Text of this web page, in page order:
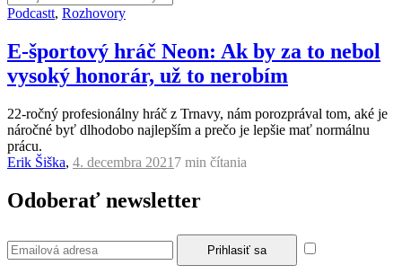
Podcastt, Rozhovory
E-športový hráč Neon: Ak by za to nebol
vysoký honorár, už to nerobím
22-ročný profesionálny hráč z Trnavy, nám porozprával tom, aké je
náročné byť dlhodobo najlepším a prečo je lepšie mať normálnu
prácu.
Erik Šiška, 4. decembra 2021 7 min čítania
Odoberať newsletter